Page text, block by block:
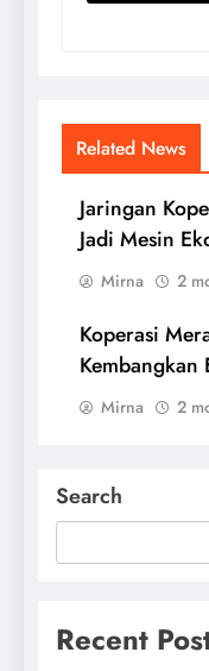
Related News
Jaringan
Jadi Mesin
Mirna 2
Koperasi
Kembangkan
Mirna 2
Search
Recent